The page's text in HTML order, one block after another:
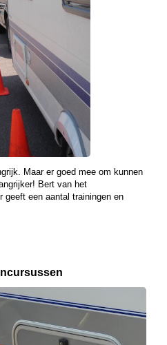
Maar er goed mee om kunnen
Bert van het
geeft een aantal trainingen en